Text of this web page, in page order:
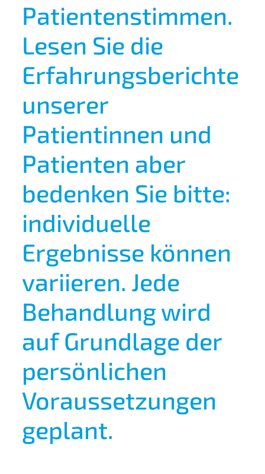
Patientenstimmen.
Lesen Sie die
Erfahrungsberichte
unserer
Patientinnen und
Patienten aber
bedenken Sie bitte:
individuelle
Ergebnisse können
variieren. Jede
Behandlung wird
auf Grundlage der
persönlichen
Voraussetzungen
geplant.